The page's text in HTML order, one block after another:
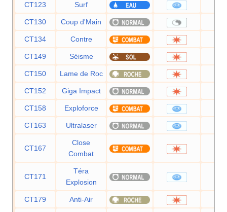
CT123 Surf
CT130 Coup d'Main
CT134 Contre
CT149 Séisme
CT150 Lame de Roc
CT152 Giga Impact
CT158 Exploforce
CT163 Ultralaser
CT167
Close
Combat
CT171
Téra
Explosion
CT179 Anti-Air